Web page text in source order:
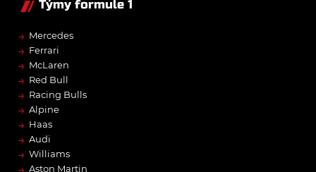
Týmy formule 1
→ Mercedes
→ Ferrari
→ McLaren
→ Red Bull
→ Racing Bulls
→ Alpine
→ Haas
→ Audi
→ Williams
Aston Martin